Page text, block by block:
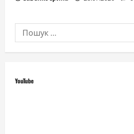
Пошук:
YouTube